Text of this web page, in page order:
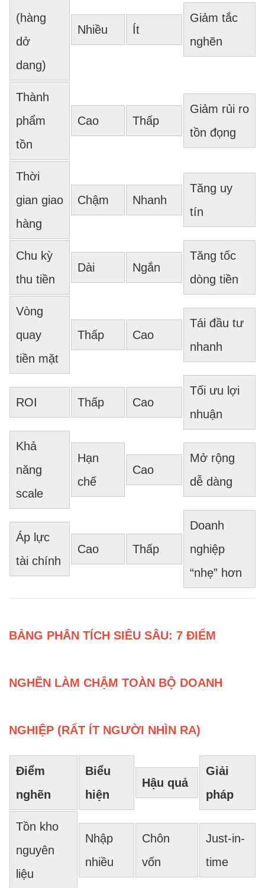
(hàng
dở
dang)
Nhiều Ít
Giảm tắc
nghẽn
Thành
phẩm
tồn
Cao Thấp
Giảm rủi ro
tồn đọng
Thời
gian giao
hàng
Chậm Nhanh
Tăng uy
tín
Chu kỳ
thu tiền
Dài Ngắn
Tăng tốc
dòng tiền
Vòng
quay
tiền mặt
Thấp Cao
Tái đầu tư
nhanh
ROI Thấp Cao
Tối ưu lợi
nhuận
Khả
năng
scale
Hạn
chế
Cao
Mở rộng
dễ dàng
Áp lực
tài chính
Cao Thấp
Doanh
nghiệp
“nhẹ” hơn
BẢNG PHÂN TÍCH SIÊU SÂU: 7 ĐIỂM
NGHẼN LÀM CHẬM TOÀN BỘ DOANH
NGHIỆP (RẤT ÍT NGƯỜI NHÌN RA)
Điểm
nghẽn
Biểu
hiện
Hậu quả
Giải
pháp
Tồn kho
nguyên
liệu
Nhập
nhiều
Chôn
vốn
Just-in-
time